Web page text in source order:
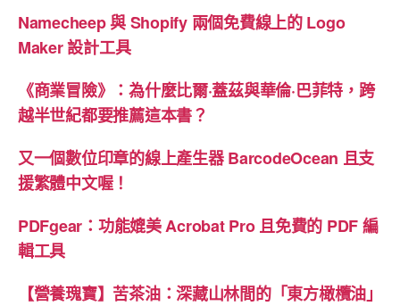
集”
Namecheep 與 Shopify 兩個免費線上的 Logo
Maker 設計工具
《商業冒險》：為什麼比爾·蓋茲與華倫·巴菲特，跨
越半世紀都要推薦這本書？
又一個數位印章的線上產生器 BarcodeOcean 且支
援繁體中文喔！
PDFgear：功能媲美 Acrobat Pro 且免費的 PDF 編
輯工具
【營養瑰寶】苦茶油：深藏山林間的「東方橄欖油」